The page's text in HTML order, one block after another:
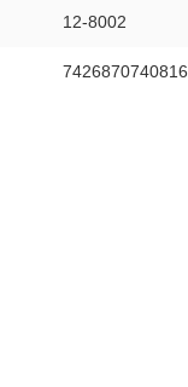
12-8002
7426870740816